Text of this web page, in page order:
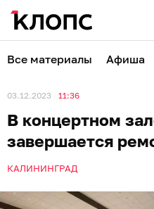
Все материалы Афиша
03.12.2023 11:36
В концертном
завершается
КАЛИНИНГРАД